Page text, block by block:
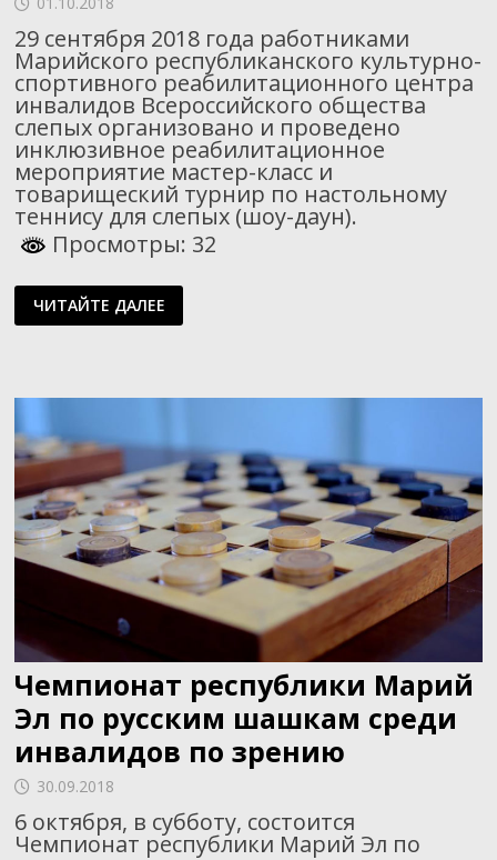
29 сентября 2018 года работниками
Марийского республиканского культурно-
спортивного реабилитационного центра
инвалидов Всероссийского общества
слепых организовано и проведено
инклюзивное реабилитационное
мероприятие мастер-класс и
товарищеский турнир по настольному
теннису для слепых (шоу-даун).
Просмотры: 32
НАСТОЛЬНЫЙ
ТЕННИС
ЧИТАЙТЕ ДАЛЕЕ
Чемпионат республики Марий
Эл по русским шашкам среди
инвалидов по зрению
30.09.2018
6 октября, в субботу, состоится
Чемпионат республики Марий Эл по